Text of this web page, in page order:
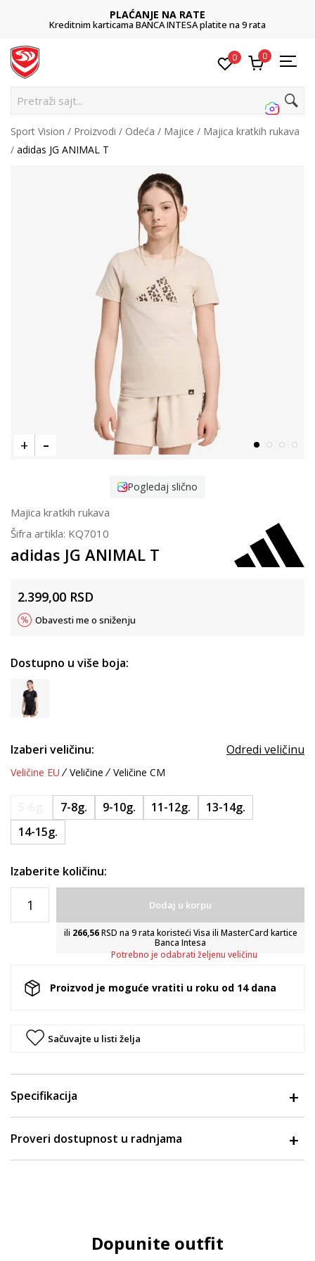
PLAĆANJE NA RATE
Kreditnim karticama BANCA INTESA platite na 9 rata
0 0
Pre
Sport Vision Proizvodi Odeća Majice
Majica kratkih rukava
adidas JG ANIMAL T
Pogledaj slično
Majica kratkih rukava
Šifra artikla: KQ7010
adidas JG ANIMAL T
2.399,00 RSD
Obavesti me o sniženju
Dostupno u više boja:
Izaberi veličinu: Odredi veličinu
Veličine EU Veličine Veličine CM
7-8g. 9-10g. 11-12g.
13-14g.
14-15g.
Izaberite količinu:
Dodaj u korpu
ili 266,56RSD na 9 rata koristeći Visa ili MasterCard kartice
Banca Intesa
Potrebno je odabrati željenu veličinu
Proizvod je moguće vratiti u roku od 14 dana
Sačuvajte u listi želja
Specifikacija
Proveri dostupnost u radnjama
Dopunite outfit